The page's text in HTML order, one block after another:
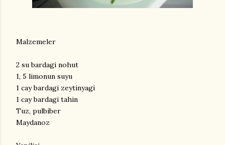
Malzemeler
2 su bardagi nohut
1, 5 limonun suyu
1 cay bardagi zeytinyagi
1 cay bardagi tahin
Tuz, pulbiber
Maydanoz